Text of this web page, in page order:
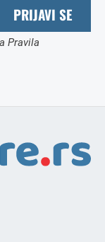
PRIJAVI SE
Pravila